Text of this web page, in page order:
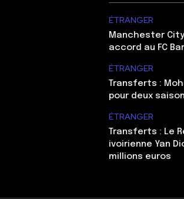
ÉTRANGER
Manchester
accord au FC
ÉTRANGER
Transferts :
pour deux
ÉTRANGER
Transferts : Le
ivoirienne Yan
millions euros